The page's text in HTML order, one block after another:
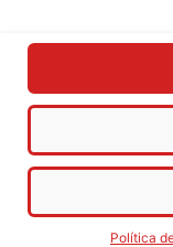
Política
Para preservar
admite
privadas.
colaboradores
nuestro trabajo
libertad y en
Usted puede
periódico,
y